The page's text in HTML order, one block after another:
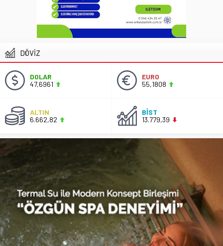
DÖVİZ
DOLAR
47,6961
EURO
55,1808
ALTIN
6.662,82
BİST
13.779,39